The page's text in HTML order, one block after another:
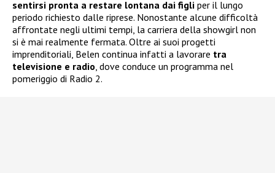
sentirsi pronta a restare lontana dai figli per il lungo
periodo richiesto dalle riprese. Nonostante alcune difficoltà
affrontate negli ultimi tempi, la carriera della showgirl non
si è mai realmente fermata. Oltre ai suoi progetti
imprenditoriali, Belen continua infatti a lavorare tra
televisione e radio, dove conduce un programma nel
pomeriggio di Radio 2.